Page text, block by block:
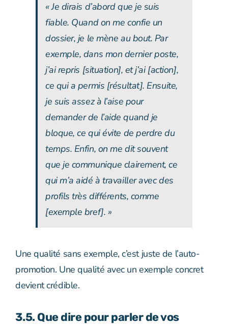
« Je dirais d’abord que je suis
fiable. Quand on me confie un
dossier, je le mène au bout. Par
exemple, dans mon dernier poste,
j’ai repris [situation], et j’ai [action],
ce qui a permis [résultat]. Ensuite,
je suis assez à l’aise pour
demander de l’aide quand je
bloque, ce qui évite de perdre du
temps. Enfin, on me dit souvent
que je communique clairement, ce
qui m’a aidé à travailler avec des
profils très différents, comme
[exemple bref]. »
Une qualité sans exemple, c’est juste de l’auto-
promotion. Une qualité avec un exemple concret
devient crédible.
3.5. Que dire pour parler de vos